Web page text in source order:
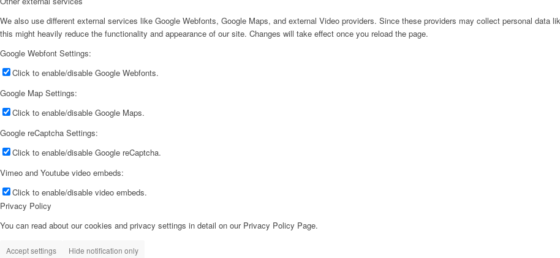
We also use different external services like Google Webfonts, Google Maps, and external Video providers. Since these providers may collect personal data
this might heavily reduce the functionality and appearance of our site. Changes will take effect once you reload the page.
Google Webfont Settings:
Click to enable/disable Google Webfonts.
Google Map Settings:
Click to enable/disable Google Maps.
Google reCaptcha Settings:
Click to enable/disable Google reCaptcha.
Vimeo and Youtube video embeds:
Click to enable/disable video embeds.
Privacy Policy
You can read about our cookies and privacy settings in detail on our Privacy Policy Page.
Accept settings Hide notification only